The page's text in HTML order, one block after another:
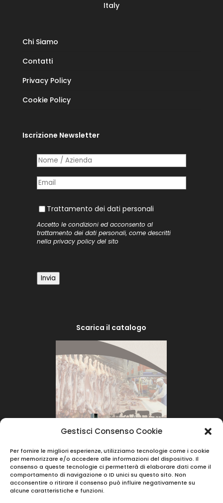
Gestisci Consenso Cookie
Per fornire le migliori esperienze, utilizziamo tecnologie come i cookie
per memorizzare e/o accedere alle informazioni del dispositivo. Il
consenso a queste tecnologie ci permetterà di elaborare dati come il
comportamento di navigazione o ID unici su questo sito. Non
acconsentire o ritirare il consenso può influire negativamente su
alcune caratteristiche e funzioni.
Italy
Chi Siamo
Contatti
Privacy Policy
Cookie Policy
Iscrizione Newsletter
Nome /​ Azienda
Posta elettronica
Trattamento dei dati personali
Trattamento dei dati personali
Accetto le condizioni ed acconsento al
trattamento dei dati personali, come descritti
nella privacy policydel sito
Invia
Scarica il catalogo